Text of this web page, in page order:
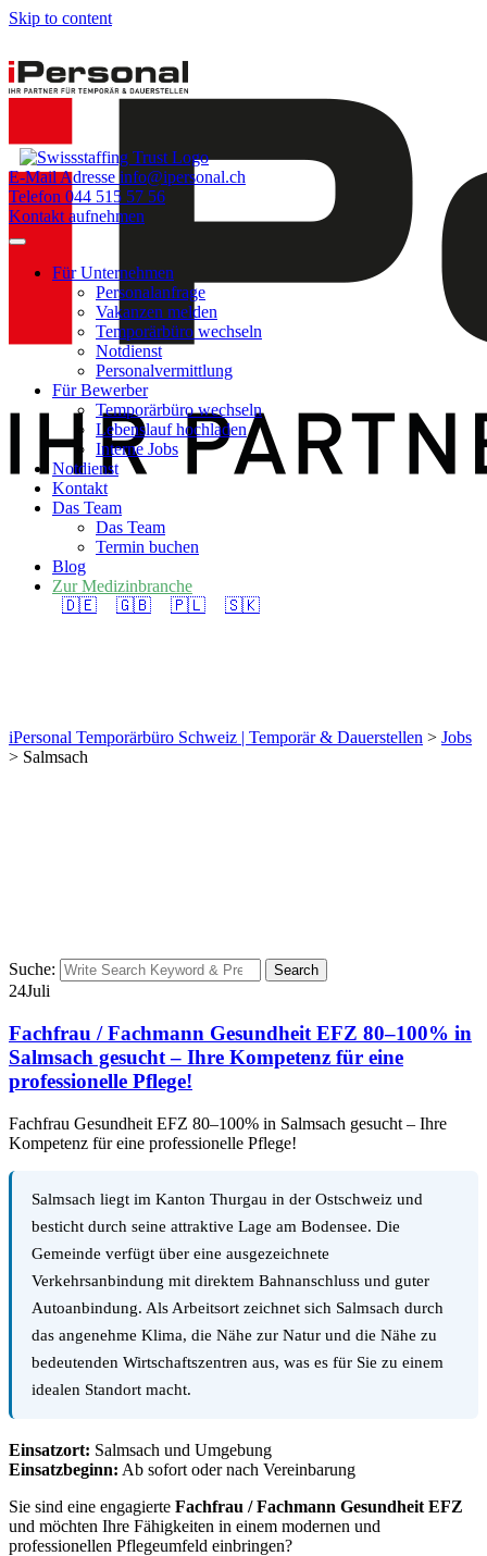
Skip to content
E-Mail Adresse info@ipersonal.ch
Telefon 044 515 57 56
Kontakt aufnehmen
Für Unternehmen
Personalanfrage
Vakanzen melden
Temporärbüro wechseln
Notdienst
Personalvermittlung
Für Bewerber
Temporärbüro wechseln
Lebenslauf hochladen
Interne Jobs
Notdienst
Kontakt
Das Team
Das Team
Termin buchen
Blog
Zur Medizinbranche
🇩🇪
🇬🇧 🇵🇱 🇸🇰
iPersonal Temporärbüro Schweiz | Temporär & Dauerstellen > Jobs
> Salmsach
Suche: Search
24Juli
Fachfrau / Fachmann Gesundheit EFZ 80–100% in
Salmsach gesucht – Ihre Kompetenz für eine
professionelle Pflege!
Fachfrau Gesundheit EFZ 80–100% in Salmsach gesucht – Ihre
Kompetenz für eine professionelle Pflege!
Salmsach liegt im Kanton Thurgau in der Ostschweiz und
besticht durch seine attraktive Lage am Bodensee. Die
Gemeinde verfügt über eine ausgezeichnete
Verkehrsanbindung mit direktem Bahnanschluss und guter
Autoanbindung. Als Arbeitsort zeichnet sich Salmsach durch
das angenehme Klima, die Nähe zur Natur und die Nähe zu
bedeutenden Wirtschaftszentren aus, was es für Sie zu einem
idealen Standort macht.
Einsatzort: Salmsach und Umgebung
Einsatzbeginn: Ab sofort oder nach Vereinbarung
Sie sind eine engagierte Fachfrau / Fachmann Gesundheit EFZ
und möchten Ihre Fähigkeiten in einem modernen und
professionellen Pflegeumfeld einbringen?